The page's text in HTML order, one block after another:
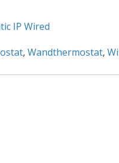
IP Wired
, Wandthermostat,